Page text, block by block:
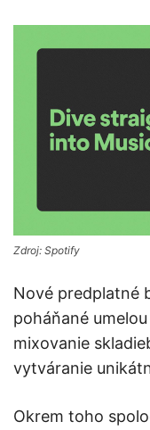
Zdroj: Spotify
Nové predplatné
poháňané
mixovanie
vytváranie
Okrem toho